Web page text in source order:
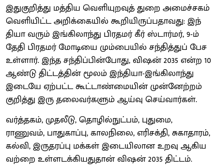
இதுகுறித்து மத்​திய வெளி​யுறவுத் துறை அமைச்​சகம்
வெளி​யிட்ட அறிக்​கை​யில் கூறி​யிருப்​ப​தாவது: இந்​
தியா வரும் இங்​கிலாந்து பிரதமர் கீர் ஸ்டார்​மர், 9-ம்
தேதி பிரதமர் மோடியை மும்​பை​யில் சந்​தித்​துப் பேச
உள்​ளார். இந்த சந்​திப்​பின்​போது, விஷன் 2035 என்ற 10
ஆண்டு திட்​டத்​தின் மூலம் இந்​தி​யா-இங்​கிலாந்து
இடையே ஏற்​பட்ட கூட்​டாண்​மை​யின் முன்​னேற்​றம்
குறித்து இரு தலை​வர்​களும் ஆய்வு செய்​வார்​கள்.
வர்த்​தகம், முதலீடு, தொழில்​நுட்​பம், புது​மை,
ராணுவம், பாது​காப்​பு, காலநிலை, எரிசக்​தி, சுகா​தா​ரம்,
கல்​வி, இருதரப்பு மக்​கள் இடையி​லான உறவு ஆகிய​
வற்றை உள்​ளடக்​கியது​தான் விஷன் 2035 திட்​டம்.